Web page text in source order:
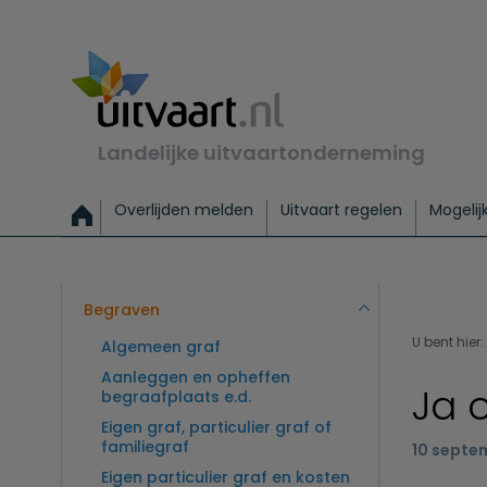
Landelijke uitvaartonderneming
Overlijden melden Uitvaart regelen
Exclusieve uitvaart Begrafenis Basis
Begraven
Algemeen graf
Aanleggen en opheffen
begraafplaats e.d.
Eigen graf, particulier graf of
familiegraf
Eigen particulier graf en kosten
U bent hier:
Ja
10